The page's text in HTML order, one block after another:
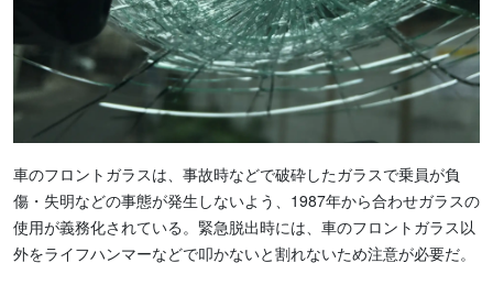
車のフロントガラスは、事故時などで破砕したガラスで乗員が負
傷・失明などの事態が発生しないよう、1987年から合わせガラスの
使用が義務化されている。緊急脱出時には、車のフロントガラス以
外をライフハンマーなどで叩かないと割れないため注意が必要だ。